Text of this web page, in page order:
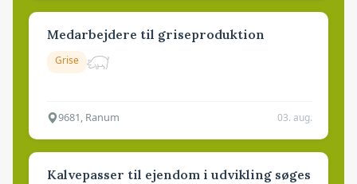
Medarbejdere til griseproduktion
Grise
9681, Ranum 03. aug.
Kalvepasser til ejendom i udvikling søges